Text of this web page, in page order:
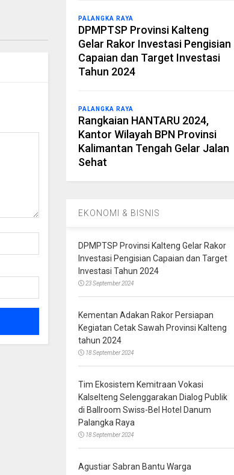
PALANGKA RAYA
DPMPTSP Provinsi Kalteng
Gelar Rakor Investasi Pengisian
Capaian dan Target Investasi
Tahun 2024
PALANGKA RAYA
Rangkaian HANTARU 2024,
Kantor Wilayah BPN Provinsi
Kalimantan Tengah Gelar Jalan
Sehat
EKONOMI & BISNIS
DPMPTSP Provinsi Kalteng Gelar Rakor
Investasi Pengisian Capaian dan Target
Investasi Tahun 2024
23 September 2024
Kementan Adakan Rakor Persiapan
Kegiatan Cetak Sawah Provinsi Kalteng
tahun 2024
18 September 2024
Tim Ekosistem Kemitraan Vokasi
Kalselteng Selenggarakan Dialog Publik
di Ballroom Swiss-Bel Hotel Danum
Palangka Raya
18 September 2024
Agustiar Sabran Bantu Warga